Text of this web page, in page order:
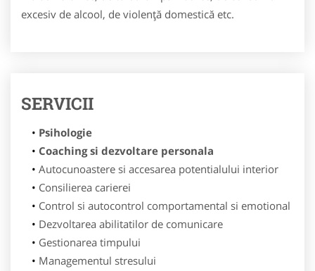
excesiv de alcool, de violenţă domestică etc.
SERVICII
Psihologie
Coaching si dezvoltare personala
Autocunoastere si accesarea potentialului interior
Consilierea carierei
Control si autocontrol comportamental si emotional
Dezvoltarea abilitatilor de comunicare
Gestionarea timpului
Managementul stresului